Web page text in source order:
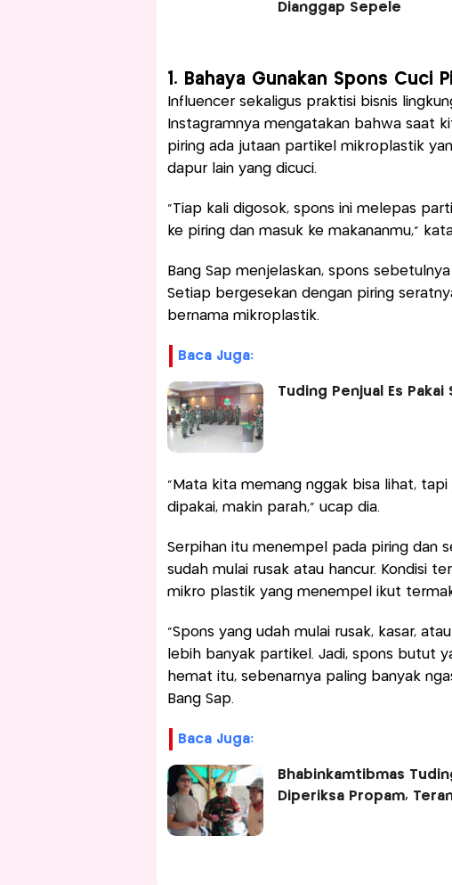
Dianggap Sepele
1. Bahaya Gunakan Spons Cuci
Influencer sekaligus praktisi bisnis
Instagramnya mengatakan bahwa saat
piring ada jutaan partikel mikroplastik
dapur lain yang dicuci.
"Tiap kali digosok, spons ini melepas
ke piring dan masuk ke makananmu,”
Bang Sap menjelaskan, spons
Setiap bergesekan dengan piring
bernama mikroplastik.
Baca Juga:
Tuding Penjual Es
“Mata kita memang nggak bisa lihat,
dipakai, makin parah,” ucap dia.
Serpihan itu menempel pada piring dan
sudah mulai rusak atau hancur. Kondisi
mikro plastik yang menempel ikut
“Spons yang udah mulai rusak, kasar,
lebih banyak partikel. Jadi, spons butut
hemat itu, sebenarnya paling banyak
Bang Sap.
Baca Juga:
Bhabinkamtibmas
Diperiksa Propam,